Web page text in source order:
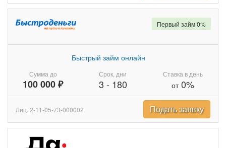
Сумма до
100 000 ₽
Быстрый займ онлайн
Срок, дни
3 - 180
Ставка в день
от0%
Первый займ 0%
Лиц. 2-11-05-73-000002 Подать заявку